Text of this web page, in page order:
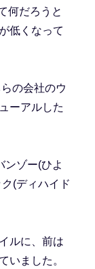
何だろうと
低くなって
の会社のウ
ーアルした
ンゾー(ひよ
(ディハイド
ルに、前は
いました。